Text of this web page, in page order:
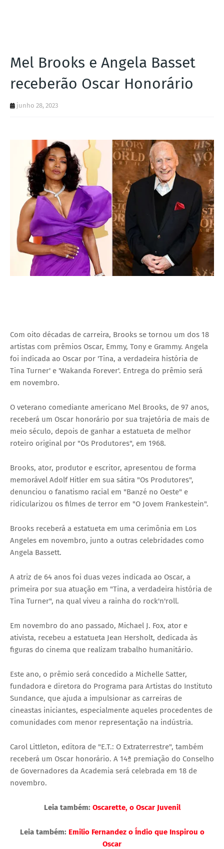
Mel Brooks e Angela Basset
receberão Oscar Honorário
junho 28, 2023
Com oito décadas de carreira, Brooks se tornou um dos 18
artistas com prêmios Oscar, Emmy, Tony e Grammy. Angela
foi indicada ao Oscar por 'Tina, a verdadeira história de
Tina Turner' e 'Wakanda Forever'. Entrega do prêmio será
em novembro.
O veterano comediante americano Mel Brooks, de 97 anos,
receberá um Oscar honorário por sua trajetória de mais de
meio século, depois de ganhar a estatueta de melhor
roteiro original por "Os Produtores", em 1968.
Brooks, ator, produtor e escritor, apresentou de forma
memorável Adolf Hitler em sua sátira "Os Produtores",
denunciou o fanatismo racial em "Banzé no Oeste" e
ridicularizou os filmes de terror em "O Jovem Frankestein".
Brooks receberá a estatueta em uma cerimônia em Los
Angeles em novembro, junto a outras celebridades como
Angela Bassett.
A atriz de 64 anos foi duas vezes indicada ao Oscar, a
primeira por sua atuação em "Tina, a verdadeira história de
Tina Turner", na qual viveu a rainha do rock'n'roll.
Em novembro do ano passado, Michael J. Fox, ator e
ativista, recebeu a estatueta Jean Hersholt, dedicada às
figuras do cinema que realizam trabalho humanitário.
Este ano, o prêmio será concedido a Michelle Satter,
fundadora e diretora do Programa para Artistas do Instituto
Sundance, que ajuda a impulsionar as carreiras de
cineastas iniciantes, especialmente aqueles procedentes de
comunidades com menor representação na indústria.
Carol Littleton, editora de "E.T.: O Extraterrestre", também
receberá um Oscar honorário. A 14ª premiação do Conselho
de Governadores da Academia será celebrada em 18 de
novembro.
Leia também: Oscarette, o Oscar Juvenil
Leia também: Emilio Fernandez o Índio que Inspirou o
Oscar